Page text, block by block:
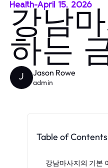
Health-April 15, 2026
강남
하는
J Jason Rowe
admin
Table of Contents
강남마사지의 기본